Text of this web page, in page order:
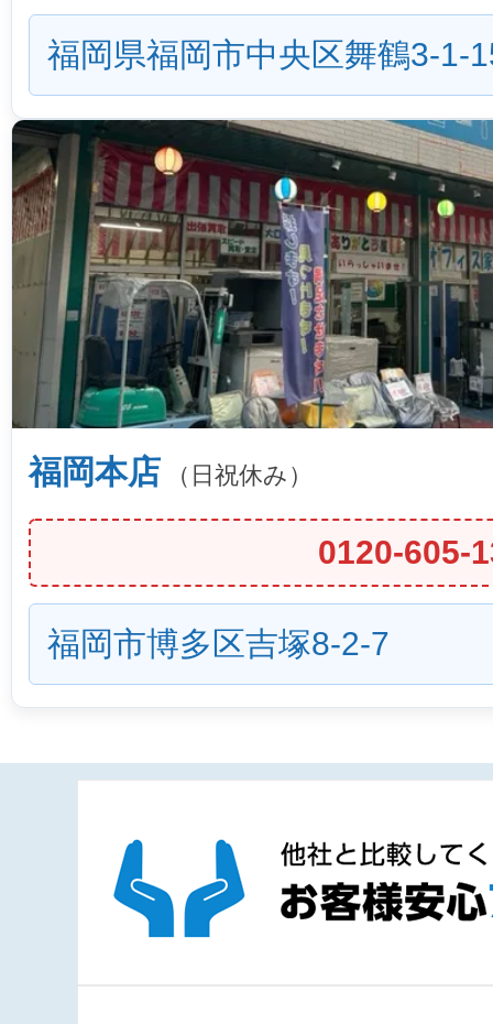
福岡県福岡市中央区舞鶴3-1-
福岡本店 （日祝休み）
0120-605-
福岡市博多区吉塚8-2-7